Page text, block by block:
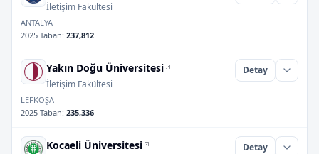
İletişim Fakültesi
ANTALYA
2025 Taban: 237,812
Yakın Doğu Üniversitesi
İletişim Fakültesi
Detay
LEFKOŞA
2025 Taban: 235,336
Kocaeli Üniversitesi Detay